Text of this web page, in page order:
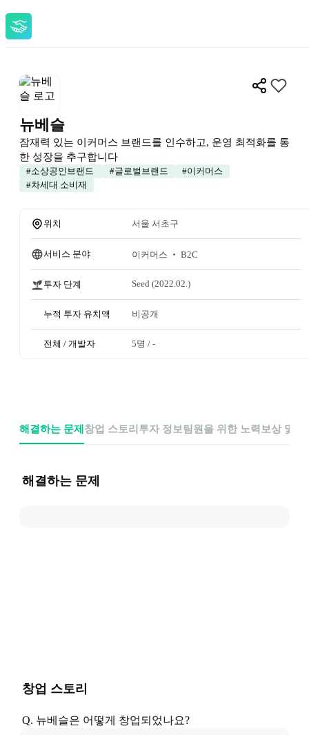
뉴베슬
잠재력 있는 이커머스 브랜드를 인수하고, 운영 최적화를 통
한 성장을 추구합니다
#소상공인브랜드 #글로벌브랜드 #이커머스
#차세대 소비재
위치 서울 서초구
서비스 분야 이커머스 ‧ B2C
투자 단계 Seed (2022.02.)
누적 투자 유치액 비공개
전체 / 개발자 5명 / -
해결하는 문제 창업 스토리 투자 정보 팀원을 위한 노력 보상 및
해결하는 문제
창업 스토리
Q. 뉴베슬은 어떻게 창업되었나요?